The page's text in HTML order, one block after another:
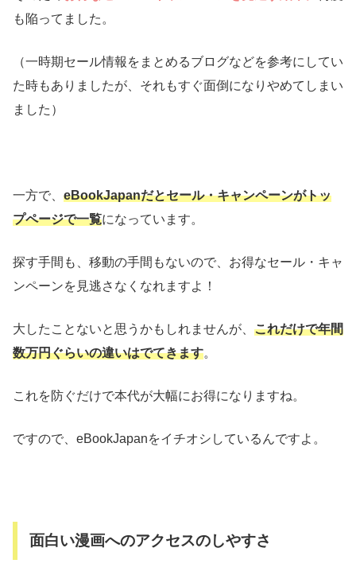
も陥ってました。
（一時期セール情報をまとめるブログなどを参考にしてい
た時もありましたが、それもすぐ面倒になりやめてしまい
ました）
一方で、 eBookJapanだとセール・キャンペーンがトッ
プページで一覧になっています。
探す手間も、移動の手間もないので、お得なセール・キャ
ンペーンを見逃さなくなれますよ！
大したことないと思うかもしれませんが、 これだけで年間
数万円ぐらいの違いはでてきます。
これを防ぐだけで本代が大幅にお得になりますね。
ですので、eBookJapanをイチオシしているんですよ。
面白い漫画へのアクセスのしやすさ